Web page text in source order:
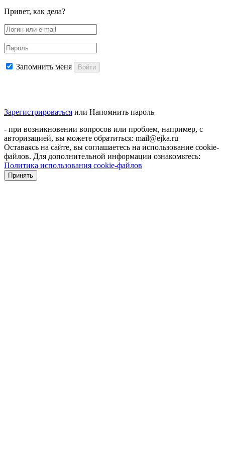
Привет, как дела?
Запомнить меня Войти
Зарегистрироваться или Напомнить пароль
- при возникновении вопросов или проблем, например, с
авторизацией, вы можете обратиться: mail@ejka.ru
Оставаясь на сайте, вы соглашаетесь на использование cookie-
файлов. Для дополнительной информации ознакомьтесь:
Политика использования cookie-файлов
Принять